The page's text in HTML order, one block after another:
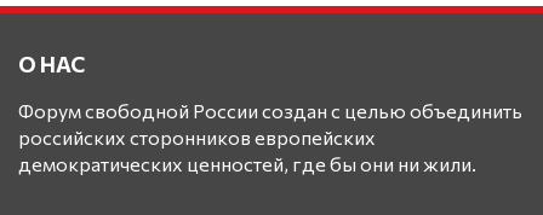
О НАС
Форум свободной России создан с целью объединить
российских сторонников европейских
демократических ценностей, где бы они ни жили.